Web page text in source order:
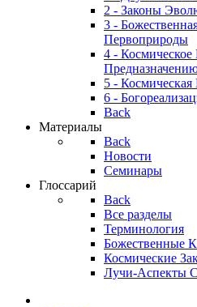
2 - Законы
3 -
Первоприроды
4 - Космическое
5 -
6 -
Back
Материалы
Back
Новости
Семинары
Глоссарий
Back
Все разделы
Терминология
Божественные
Космические
Лучи-Аспекты